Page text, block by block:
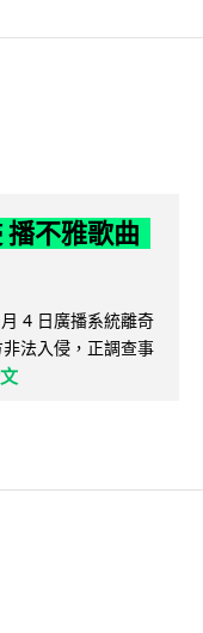
播不雅歌曲
4 日廣播系統離奇
法入侵，正調查事